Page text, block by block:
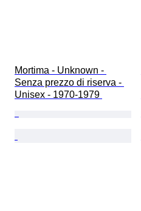
Mortima - Unknown -
Senza prezzo di riserva -
Unisex - 1970-1979